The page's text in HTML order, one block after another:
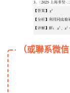
（或聯系微